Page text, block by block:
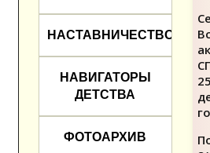
НАСТАВНИЧЕСТВО
НАВИГАТОРЫ
ДЕТСТВА
ФОТОАРХИВ